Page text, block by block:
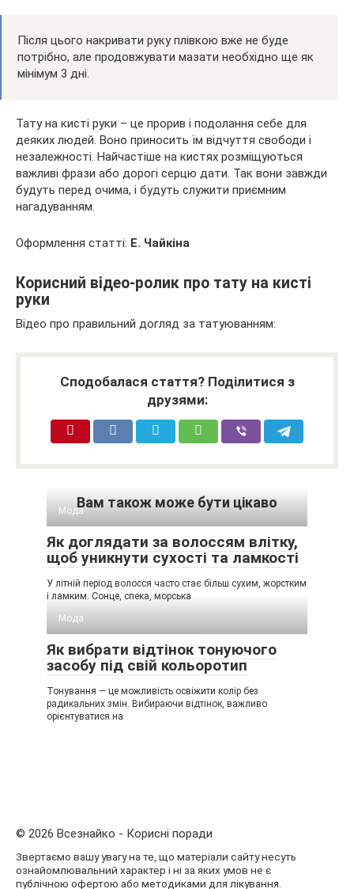
Після цього накривати руку плівкою вже не буде
потрібно, але продовжувати мазати необхідно ще як
мінімум 3 дні.
Тату на кисті руки – це прорив і подолання себе для
деяких людей. Воно приносить їм відчуття свободи і
незалежності. Найчастіше на кистях розміщуються
важливі фрази або дорогі серцю дати. Так вони завжди
будуть перед очима, і будуть служити приємним
нагадуванням.
Оформлення статті: Е. Чайкіна
Корисний відео-ролик про тату на кисті
руки
Відео про правильний догляд за татуюванням:
Сподобалася стаття? Поділитися з
друзями:
Вам також може бути цікаво
Мода
Як доглядати за волоссям влітку,
щоб уникнути сухості та ламкості
У літній період волосся часто стає більш сухим, жорстким
і ламким. Сонце, спека, морська
Мода
Як вибрати відтінок тонуючого
засобу під свій кольоротип
Тонування — це можливість освіжити колір без
радикальних змін. Вибираючи відтінок, важливо
орієнтуватися на
© 2026 Всезнайко - Корисні поради
Звертаємо вашу увагу на те, що матеріали сайту несуть
ознайомлювальний характер і ні за яких умов не є
публічною офертою або методиками для лікування.